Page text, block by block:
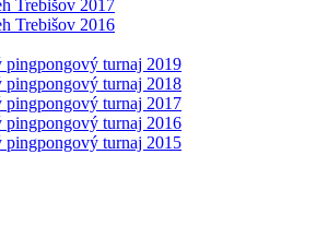
Trebišov 2017
Trebišov 2016
pingpongový turnaj 2019
pingpongový turnaj 2018
pingpongový turnaj 2017
pingpongový turnaj 2016
pingpongový turnaj 2015